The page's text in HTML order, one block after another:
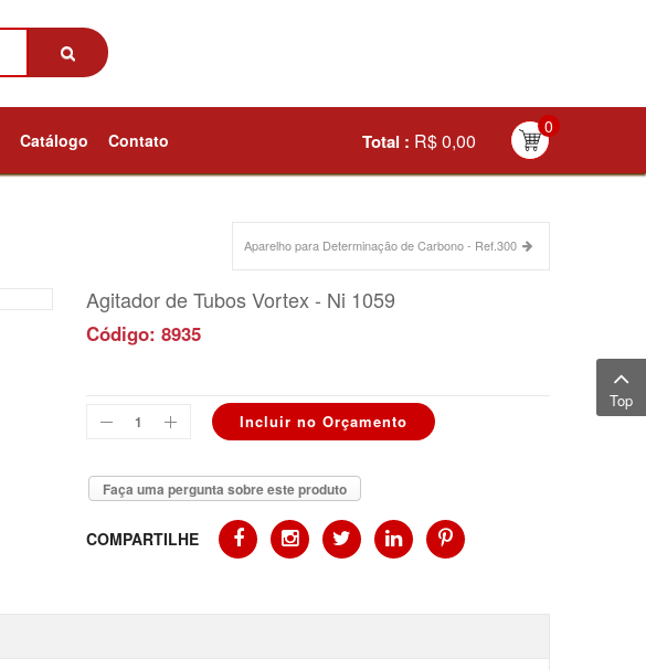
Catálogo Contato
0
Total : R$ 0,00
Aparelho para Determinação de Carbono - Ref.300
Agitador de Tubos Vortex - Ni 1059
Código: 8935
Faça uma pergunta sobre este produto
COMPARTILHE
Top